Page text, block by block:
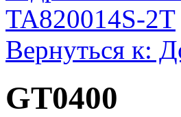
TA820014S-2T
Вернуться к:
GT0400